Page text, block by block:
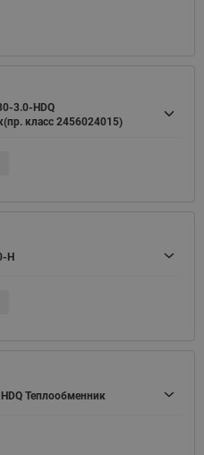
3.0-HDQ
класс 2456024015)
H
Теплообменник